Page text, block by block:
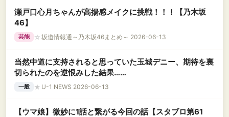
瀬戸口心月ちゃんが高揚感メイクに挑戦！！！【乃木坂
46】
芸能 ☆ 坂道情報通～乃木坂46まとめ～ 2026-06-13
当然中道に支持されると思っていた玉城デニー、期待を裏
切られたのを逆恨みした結果……
一般 ★ U-1 NEWS 2026-06-13
【ウマ娘】微妙に1話と繋がる今回の話【スタブロ第61